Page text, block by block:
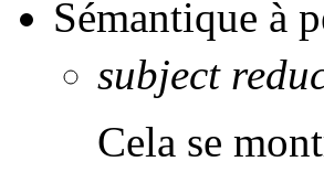
Sémantique à
subject
Cela se